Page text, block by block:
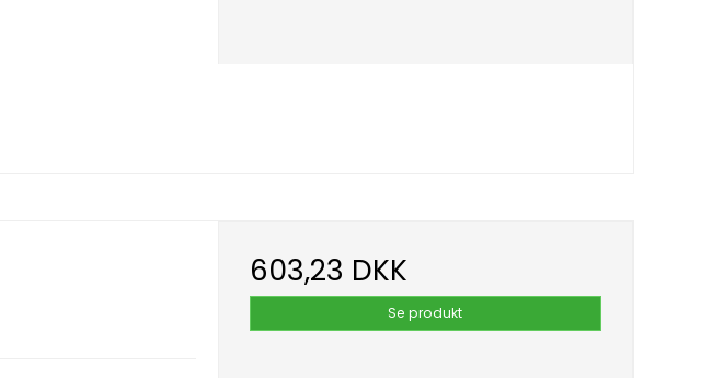
603,23 DKK
Se produkt